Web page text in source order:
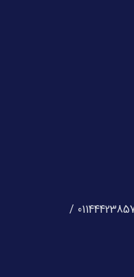
01133202976 / 01133202978 / 01144423857 /